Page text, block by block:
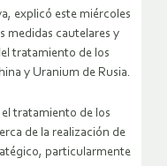
explicó este miércoles
medidas cautelares y
tratamiento de los
y Uranium de Rusia.
tratamiento de los
de la realización de
particularmente